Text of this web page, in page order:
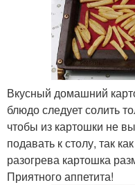
Вкусный домашний
блюдо следует солить
чтобы из картошки не
подавать к столу, так
разогрева картошка
Приятного аппетита!